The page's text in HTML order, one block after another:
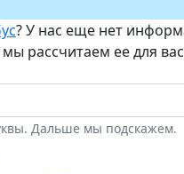
? У нас еще нет
рассчитаем ее для
Дальше мы подскажем.